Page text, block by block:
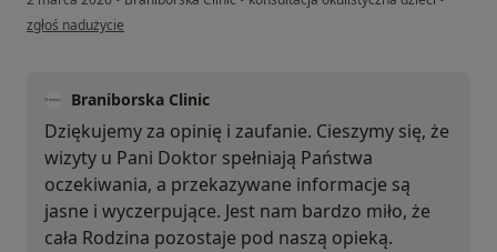
w opinii użytkownika KK
zgłoś nadużycie
Braniborska Clinic
Dziękujemy za opinię i zaufanie. Cieszymy się, że
wizyty u Pani Doktor spełniają Państwa
oczekiwania, a przekazywane informacje są
jasne i wyczerpujące. Jest nam bardzo miło, że
cała Rodzina pozostaje pod naszą opieką.